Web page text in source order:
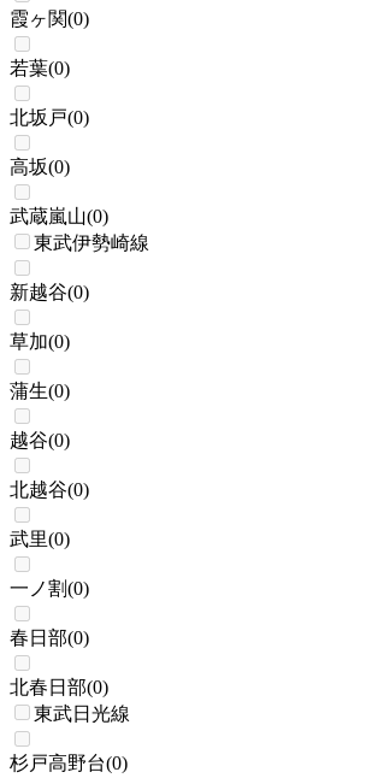
霞ヶ関(0)
若葉(0)
北坂戸(0)
高坂(0)
武蔵嵐山(0)
東武伊勢崎線
新越谷(0)
草加(0)
蒲生(0)
越谷(0)
北越谷(0)
武里(0)
一ノ割(0)
春日部(0)
北春日部(0)
東武日光線
杉戸高野台(0)